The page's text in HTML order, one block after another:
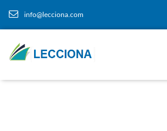
info@lecciona.com